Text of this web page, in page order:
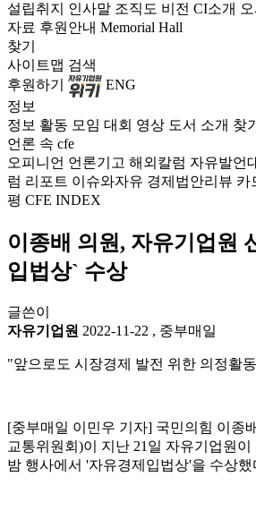
설립취지 인사말 조직도 비전 CI소개
자료 후원안내 Memorial Hall
찾기
사이트맵 검색
후원하기
ENG
정보
정보 활동 모임 대회 영상 도서 소개 찾기
언론 속 cfe
오피니언 언론기고 해외칼럼 자유발언
럼 리포트 이슈와자유 경제법안리뷰 카
평 CFE INDEX
이종배 의원, 자유기업원
입법상` 수상
글쓴이
자유기업원 2022-11-22 , 중부매일
"앞으로도 시장경제 발전 위한 의정활
[중부매일 이민우 기자] 국민의힘 이종
교통위원회)이 지난 21일 자유기업원이
밤 행사에서 '자유경제입법상'을 수상했